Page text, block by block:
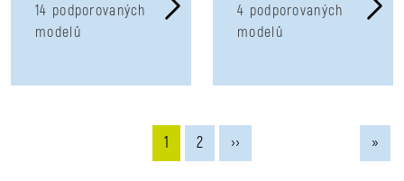
14 podporovaných
modelů
4 podporovaných
modelů
Aktuální stránka
1 Stránka
2 Next page
›› Last
»